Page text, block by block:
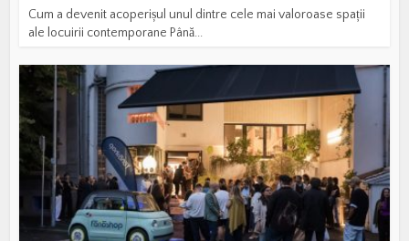
Cum a devenit acoperișul unul dintre cele mai valoroase spații
ale locuirii contemporane Până...